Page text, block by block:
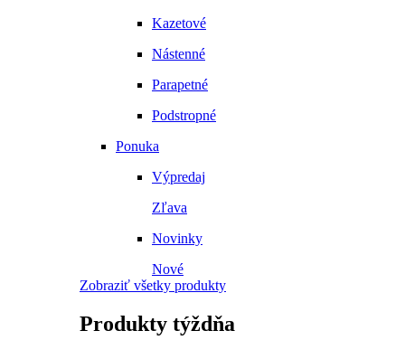
Kazetové
Nástenné
Parapetné
Podstropné
Ponuka
Výpredaj
Zľava
Novinky
Nové
Zobraziť všetky produkty
Produkty týždňa